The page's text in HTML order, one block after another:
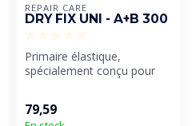
REPAIR CARE
DRY FIX UNI - A+B 300
Primaire élastique,
spécialement conçu pour
79,59